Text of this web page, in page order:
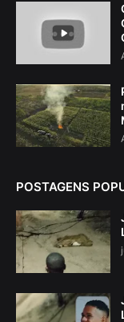
POSTAGENS